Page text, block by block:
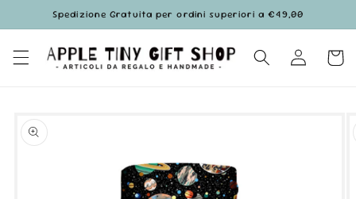
direttamente
ai contenuti
Spedizione Gratuita per ordini superiori a €49,00
Accedi
informazioni
sul prodotto